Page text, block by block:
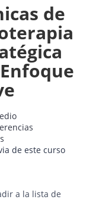
de
de este curso
a la lista de